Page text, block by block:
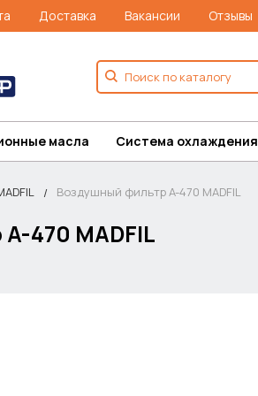
Доставка Вакансии Отзывы
масла Система охлаждения
Воздушный фильтр A-470 MADFIL
470 MADFIL